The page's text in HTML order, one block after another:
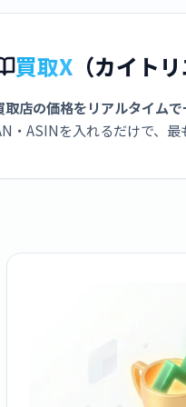
買取X （カイト
取店の価格をリアルタイム
・ASINを入れるだけで、最